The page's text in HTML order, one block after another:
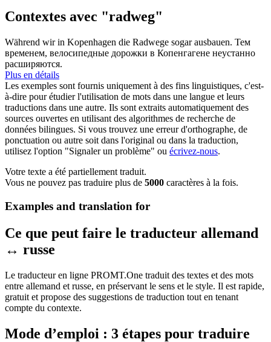
Contextes avec "radweg"
Während wir in Kopenhagen die Radwege sogar ausbauen. Тем
временем, велосипедные дорожки в Копенгагене неустанно
расширяются.
Plus en détails
Les exemples sont fournis uniquement à des fins linguistiques, c'est-
à-dire pour étudier l'utilisation de mots dans une langue et leurs
traductions dans une autre. Ils sont extraits automatiquement des
sources ouvertes en utilisant des algorithmes de recherche de
données bilingues. Si vous trouvez une erreur d'orthographe, de
ponctuation ou autre soit dans l'original ou dans la traduction,
utilisez l'option "Signaler un problème" ou écrivez-nous.
Votre texte a été partiellement traduit.
Vous ne pouvez pas traduire plus de 5000 caractères à la fois.
Examples and translation for
Ce que peut faire le traducteur allemand
↔ russe
Le traducteur en ligne PROMT.One traduit des textes et des mots
entre allemand et russe, en préservant le sens et le style. Il est rapide,
gratuit et propose des suggestions de traduction tout en tenant
compte du contexte.
Mode d’emploi : 3 étapes pour traduire